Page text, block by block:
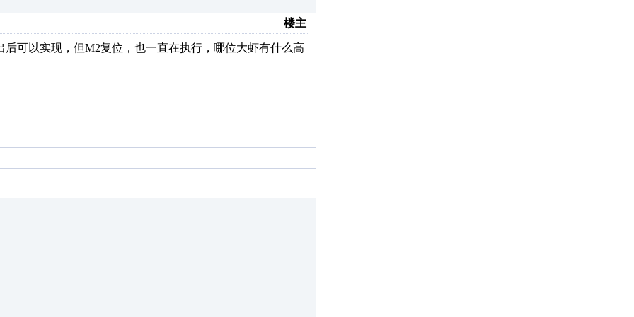
楼主
可以实现，但M2复位，也一直在执行，哪位大虾有什么高